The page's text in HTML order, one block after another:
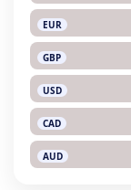
EUR
GBP
USD
CAD
AUD